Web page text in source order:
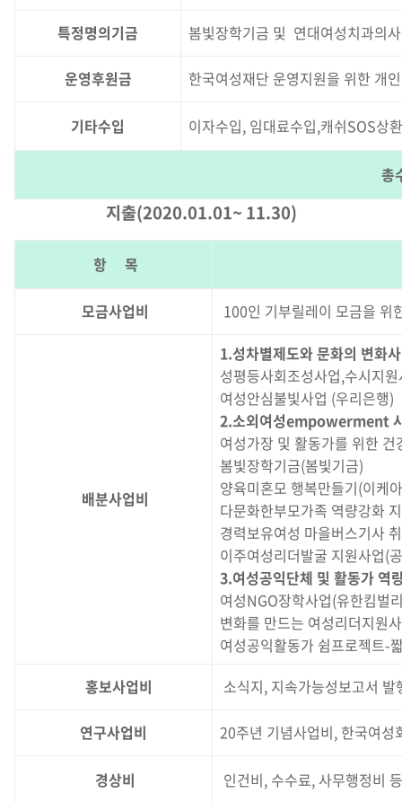
특정명의기금 봄빛장학기금 및 연대여성치과의
운영후원금 한국여성재단 운영지원을 위한 개
기타수입 이자수입, 임대료수입,캐쉬SOS상
총
지출(2020.01.01~ 11.30)
항 목
모금사업비 100인 기부릴레이 모금을 위
배분사업비
1.성차별제도와 문화의 변화
성평등사회조성사업,수시지
여성안심불빛사업 (우리은행)
2.소외여성empowerment
여성가장 및 활동가를 위한
봄빛장학기금(봄빛기금)
양육미혼모 행복만들기(이케
다문화한부모가족 역량강화
경력보유여성 마을버스기사
이주여성리더발굴 지원사업(
3.여성공익단체 및 활동가 역
여성NGO장학사업(유한킴벌
변화를 만드는 여성리더지원
여성공익활동가 쉼프로젝트-
홍보사업비
소식지, 지속가능성보고서
연구사업비 20주년 기념사업비, 한국여성
경상비 인건비, 수수료, 사무행정비 등